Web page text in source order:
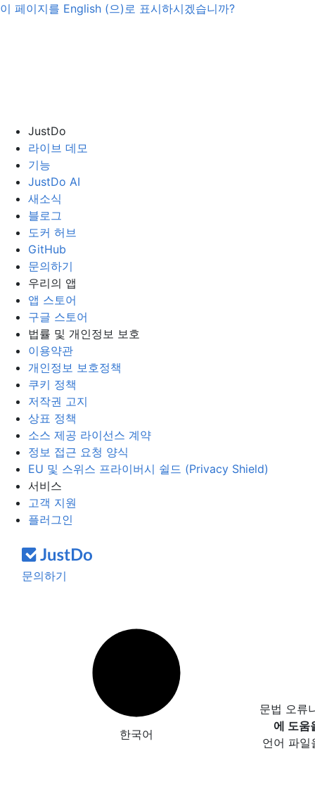
이 페이지를 English (으)로 표시하시겠습니까?
JustDo
라이브 데모
기능
JustDo AI
새소식
블로그
도커 허브
GitHub
문의하기
우리의 앱
앱 스토어
구글 스토어
법률 및 개인정보 보호
이용약관
개인정보 보호정책
쿠키 정책
저작권 고지
상표 정책
소스 제공 라이선스 계약
정보 접근 요청 양식
EU 및 스위스 프라이버시 쉴드 (Privacy Shield)
서비스
고객 지원
플러그인
문의하기
한국어
문법 오류
에 도움
언어 파일